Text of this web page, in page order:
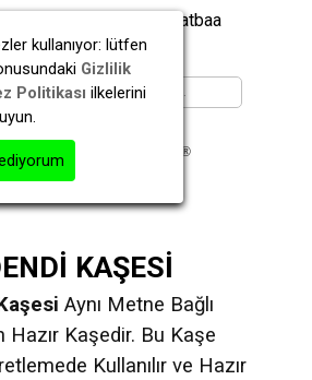
Kayışdağı | Ataşehir | Matbaa
KAŞESİ
Aynı Metne Bağlı
Hazır Kaşedir. Bu Kaşe
Kullanılır ve Hazır
kullanıyor: lütfen
Gizlilik
Politikası ilkelerini